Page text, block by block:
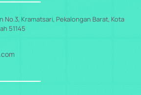
No.3, Kramatsari, Pekalongan Barat, Kota
51145